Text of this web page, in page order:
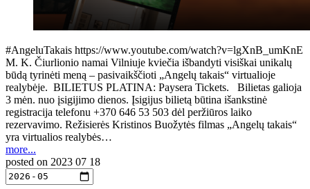
#AngeluTakais https://www.youtube.com/watch?v=lgXnB_umKnE
M. K. Čiurlionio namai Vilniuje kviečia išbandyti visiškai unikalų
būdą tyrinėti meną – pasivaikščioti „Angelų takais“ virtualioje
realybėje. BILIETUS PLATINA: Paysera Tickets. Bilietas galioja
3 mėn. nuo įsigijimo dienos. Įsigijus bilietą būtina išankstinė
registracija telefonu +370 646 53 503 dėl peržiūros laiko
rezervavimo. Režisierės Kristinos Buožytės filmas „Angelų takais“
yra virtualios realybės…
more...
posted on 2023 07 18